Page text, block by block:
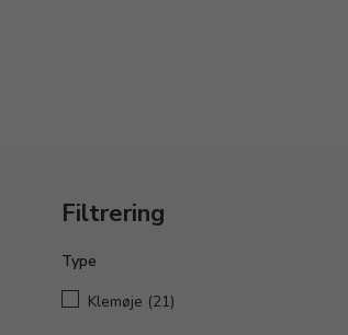
Filtrering
Type
Klemøje (21)